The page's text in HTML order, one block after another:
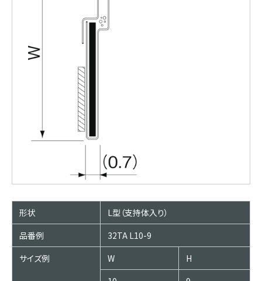
形状
L型（支持体入り）
品番例
32TA L10-9
サイズ例
W
H